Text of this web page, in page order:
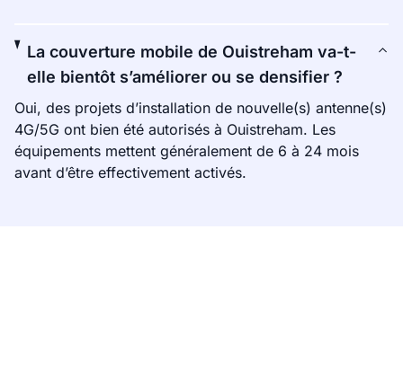
La couverture mobile de Ouistreham va-t-
elle bientôt s’améliorer ou se densifier ?
Oui, des projets d’installation de nouvelle(s) antenne(s)
4G/5G ont bien été autorisés à Ouistreham. Les
équipements mettent généralement de 6 à 24 mois
avant d’être effectivement activés.